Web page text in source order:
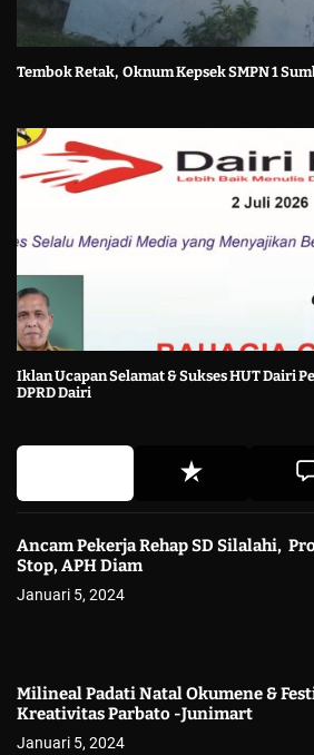
Tembok Retak, Oknum Kepsek SMPN 1
Iklan Ucapan Selamat & Sukses HUT Dairi
DPRD Dairi
Ancam Pekerja Rehap SD Silalahi,
Stop, APH Diam
Januari 5, 2024
Milineal Padati Natal Okumene &
Kreativitas Parbato -Junimart
Januari 5, 2024